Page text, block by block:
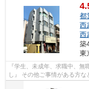
都
西
西
築
東
『学生、未成年、求職中、
し』 その他ご事情がある方な
スタッフが対応致しますので